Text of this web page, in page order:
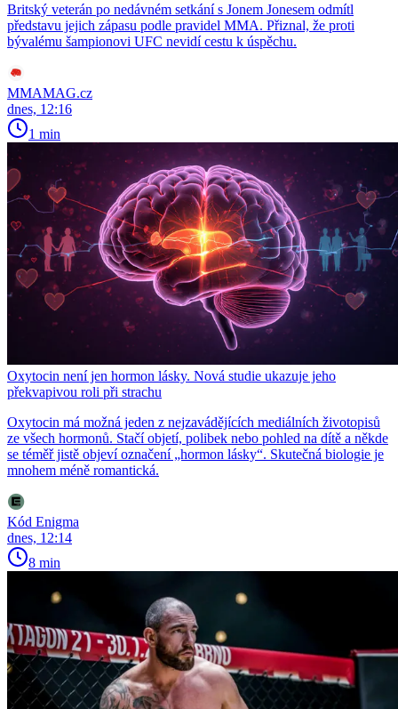
Britský veterán po nedávném setkání s Jonem Jonesem odmítl
představu jejich zápasu podle pravidel MMA. Přiznal, že proti
bývalému šampionovi UFC nevidí cestu k úspěchu.
MMAMAG.cz
dnes, 12:16
1 min
Oxytocin není jen hormon lásky. Nová studie ukazuje jeho
překvapivou roli při strachu
Oxytocin má možná jeden z nejzavádějících mediálních životopisů
ze všech hormonů. Stačí objetí, polibek nebo pohled na dítě a někde
se téměř jistě objeví označení „hormon lásky“. Skutečná biologie je
mnohem méně romantická.
Kód Enigma
dnes, 12:14
8 min